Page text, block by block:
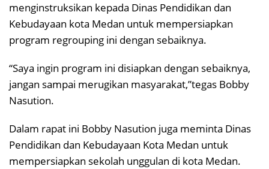
menginstruksikan kepada Dinas Pendidikan dan
Kebudayaan kota Medan untuk mempersiapkan
program regrouping ini dengan sebaiknya.
“Saya ingin program ini disiapkan dengan sebaiknya,
jangan sampai merugikan masyarakat,”tegas Bobby
Nasution.
Dalam rapat ini Bobby Nasution juga meminta Dinas
Pendidikan dan Kebudayaan Kota Medan untuk
mempersiapkan sekolah unggulan di kota Medan.